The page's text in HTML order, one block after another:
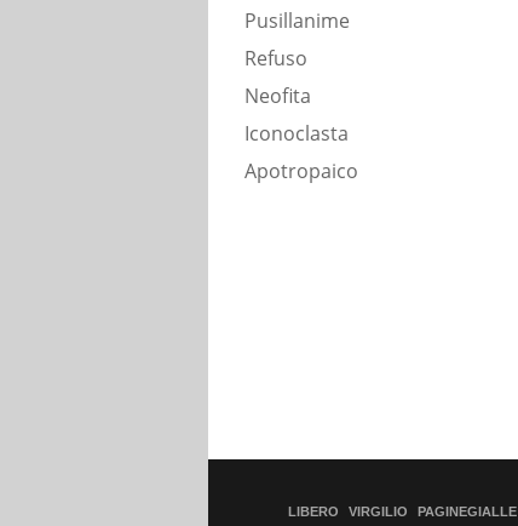
Pusillanime
Refuso
Neofita
Iconoclasta
Apotropaico
LIBERO VIRGILIO PAGINEGIALLE